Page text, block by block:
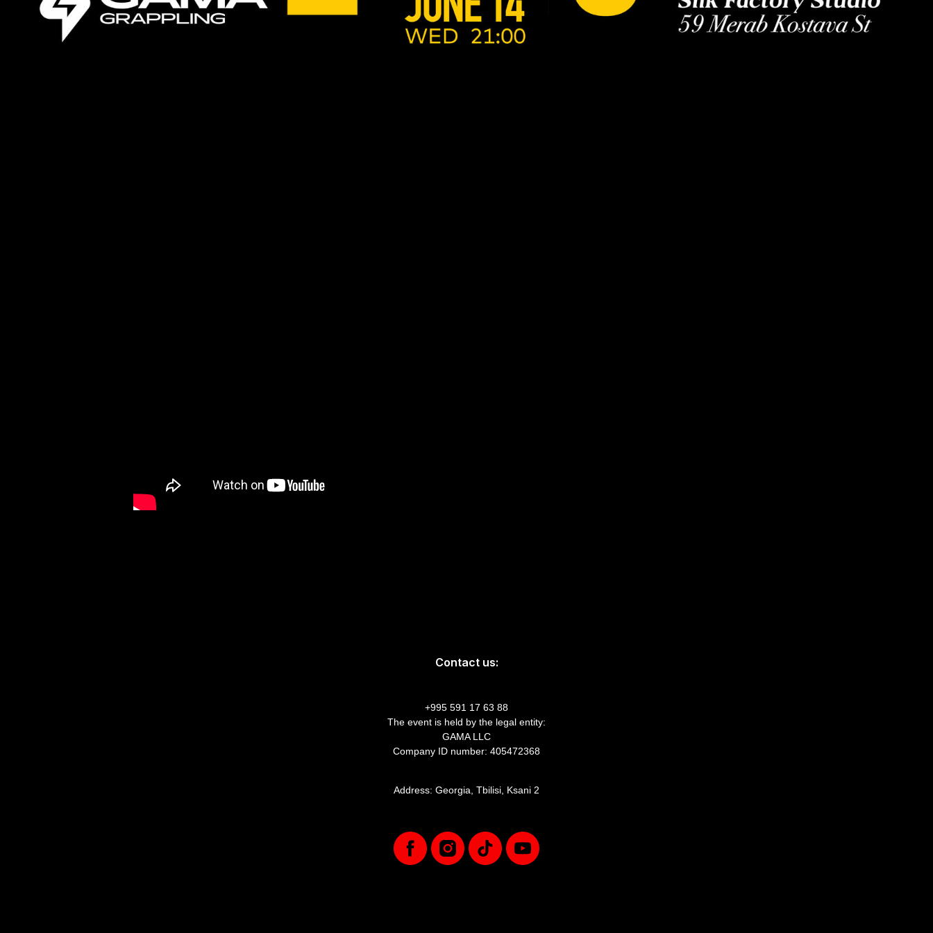
Contact us:
+995 591 17 63 88
The event is held by the legal entity:
GAMA LLC
Company ID number: 405472368
Address: Georgia, Tbilisi, Ksani 2